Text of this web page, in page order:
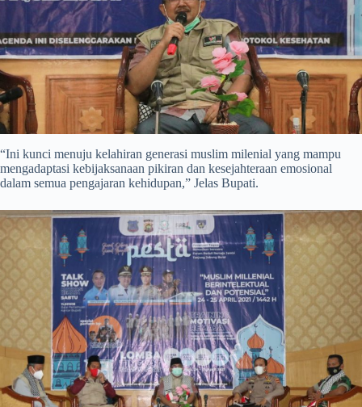
“Ini kunci menuju kelahiran generasi muslim milenial yang mampu
mengadaptasi kebijaksanaan pikiran dan kesejahteraan emosional
dalam semua pengajaran kehidupan,” Jelas Bupati.